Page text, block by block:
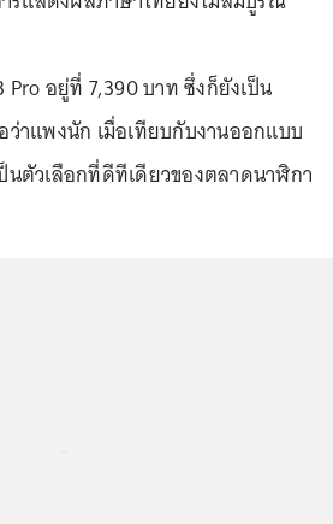
Pro อยู่ที่ 7,390 บาท ซึ่งก็ยังเป็น
ว่าแพงนัก เมื่อเทียบกับงานออกแบบ
นตัวเลือกที่ดีทีเดียวของตลาดนาฬิกา